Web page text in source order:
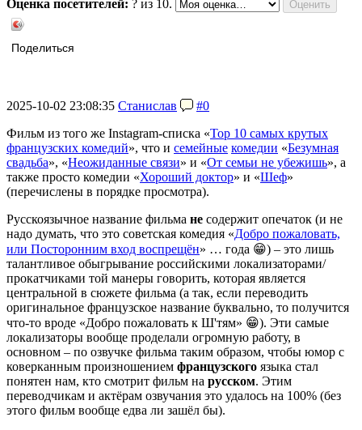
Оценка посетителей: ? из 10.
Поделиться
2025-10-02 23:08:35 Станислав
#0
Фильм из того же Instagram-списка «Top 10 самых крутых
французских комедий», что и семейные комедии «Безумная
свадьба», «Неожиданные связи» и «От семьи не убежишь», а
также просто комедии «Хороший доктор» и «Шеф»
(перечислены в порядке просмотра).
Русскоязычное название фильма не содержит опечаток (и не
надо думать, что это советская комедия «Добро пожаловать,
или Посторонним вход воспрещён» … года 😁) – это лишь
талантливое обыгрывание российскими локализаторами/
прокатчиками той манеры говорить, которая является
центральной в сюжете фильма (а так, если переводить
оригинальное французское название буквально, то получится
что-то вроде «Добро пожаловать к Ш'тям» 😁). Эти самые
локализаторы вообще проделали огромную работу, в
основном – по озвучке фильма таким образом, чтобы юмор с
коверканным произношением французского языка стал
понятен нам, кто смотрит фильм на русском. Этим
переводчикам и актёрам озвучания это удалось на 100% (без
этого фильм вообще едва ли зашёл бы).